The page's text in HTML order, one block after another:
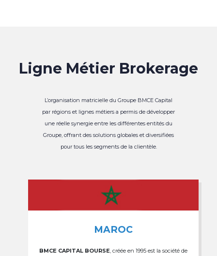
Ligne Métier Brokerage
L’organisation matricielle du Groupe BMCE Capital
par régions et lignes métiers a permis de développer
une réelle synergie entre les différentes entités du
Groupe, offrant des solutions globales et diversifiées
pour tous les segments de la clientèle.
MAROC
BMCE CAPITAL BOURSE , créée en 1995 est la société de